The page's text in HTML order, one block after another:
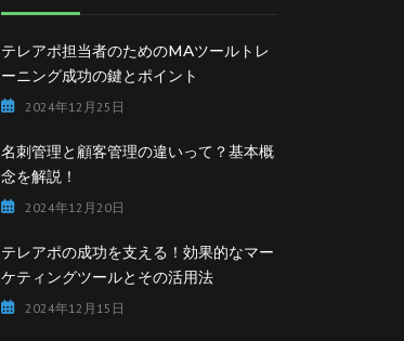
テレアポ担当者のためのMAツールトレ
ーニング成功の鍵とポイント
2024年12月25日
名刺管理と顧客管理の違いって？基本概
念を解説！
2024年12月20日
テレアポの成功を支える！効果的なマー
ケティングツールとその活用法
2024年12月15日